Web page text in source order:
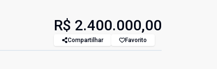
R$ 2.400.000,00
Compartilhar Favorito